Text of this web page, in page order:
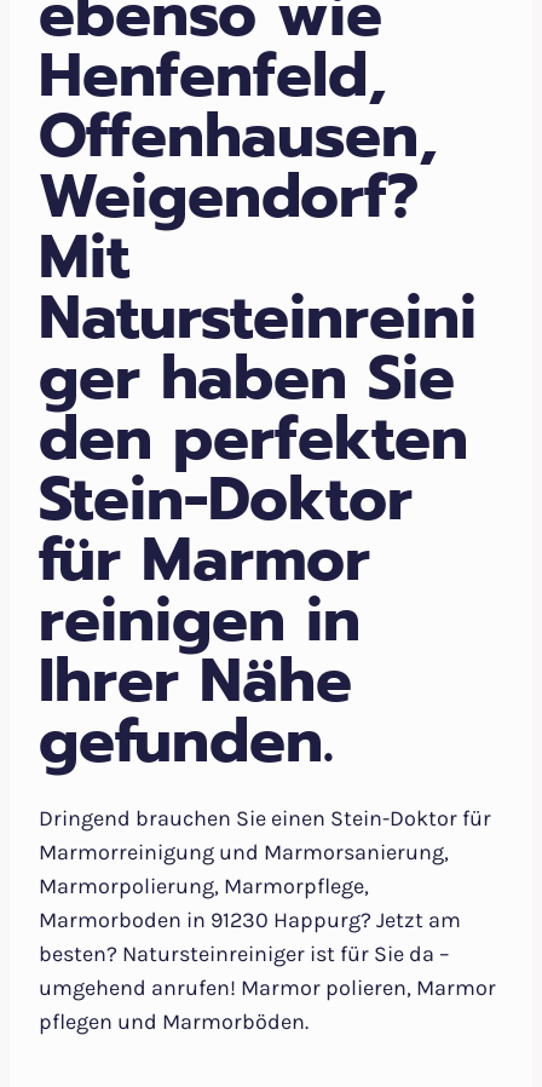
Henfenfeld,
Offenhausen,
Weigendorf?
Mit
Natursteinreini
ger haben Sie
den perfekten
Stein-Doktor
für Marmor
reinigen in
Ihrer Nähe
gefunden.
Dringend brauchen Sie einen Stein-Doktor für
Marmorreinigung und Marmorsanierung,
Marmorpolierung, Marmorpflege,
Marmorboden in 91230 Happurg? Jetzt am
besten? Natursteinreiniger ist für Sie da –
umgehend anrufen! Marmor polieren, Marmor
pflegen und Marmorböden.